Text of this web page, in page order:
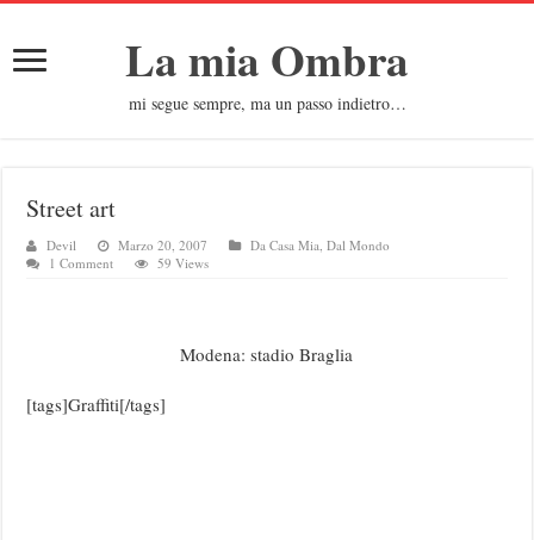
La mia Ombra
mi segue sempre, ma un passo indietro…
Street art
Devil Marzo 20, 2007 Da Casa Mia,Dal Mondo
1 Comment
59 Views
Modena: stadio Braglia
[tags]Graffiti[/tags]